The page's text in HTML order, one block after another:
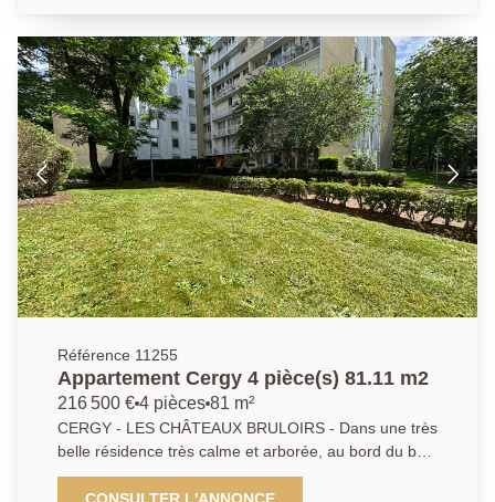
salle de bains. Possibilité de faire une troisième
chambre. Un box en sous-sol et une cave complètent
ce bien. Idéal pour une famille ou investisseur. DPE: D
Référence 11255
Appartement Cergy 4 pièce(s) 81.11 m2
216 500 € 4 pièces 81 m²
CERGY - LES CHÂTEAUX BRULOIRS - Dans une très
belle résidence très calme et arborée, au bord du bois
de Cergy et proche de toutes les commodités et
écoles, de très beaux volumes pour cet appartement